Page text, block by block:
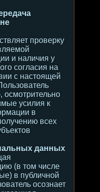
проверку
и наличия у
согласия на
с настоящей
осмотрительно
усилия к
в
всех
данных
(в том числе
в публичной
осознает